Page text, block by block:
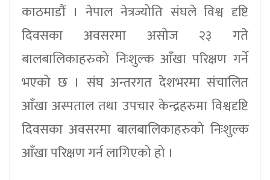
काठमाडौं । नेपाल नेत्रज्योति संघले विश्व दृष्टि
दिवसका अवसरमा असोज २३ गते
बालबालिकाहरुको निःशुल्क आँखा परिक्षण गर्ने
भएको छ । संघ अन्तरगत देशभरमा संचालित
आँखा अस्पताल तथा उपचार केन्द्रहरुमा विश्वदृष्टि
दिवसका अवसरमा बालबालिकाहरुको निःशुल्क
आँखा परिक्षण गर्न लागिएको हो ।